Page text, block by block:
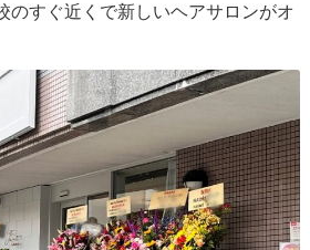
のすぐ近くで新しいヘアサロンがオ